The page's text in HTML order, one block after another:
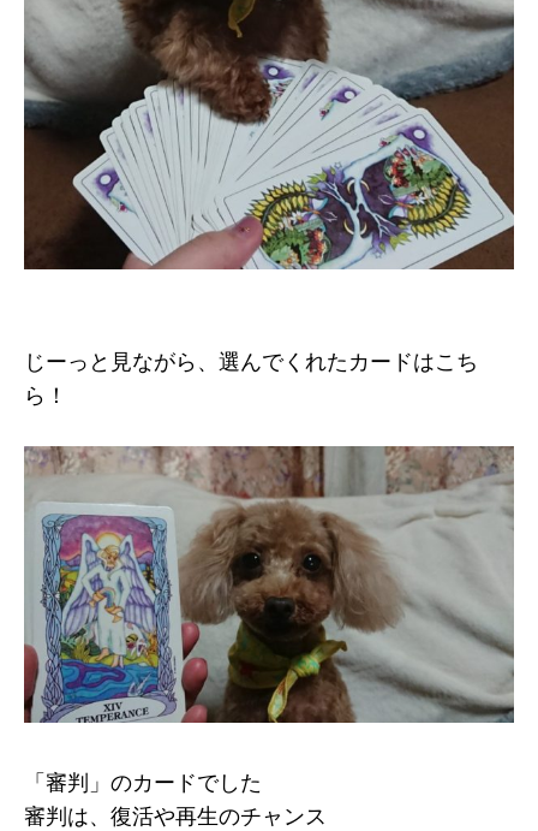
じーっと見ながら、選んでくれたカードはこち
ら！
「審判」のカードでした
審判は、復活や再生のチャンス